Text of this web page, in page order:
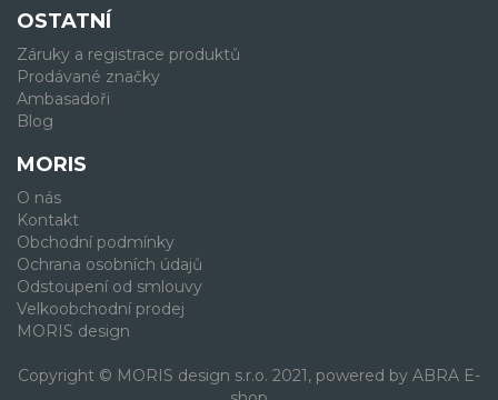
OSTATNÍ
Záruky a registrace produktů
Prodávané značky
Ambasadoři
Blog
MORIS
O nás
Kontakt
Obchodní podmínky
Ochrana osobních údajů
Odstoupení od smlouvy
Velkoobchodní prodej
MORIS design
Copyright © MORIS design s.r.o. 2021, powered by ABRA E-